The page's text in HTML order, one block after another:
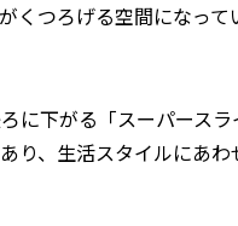
くつろげる空間になって
に下がる「スーパース
り、生活スタイルにあ